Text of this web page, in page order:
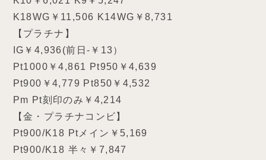
K18WG￥11,506 K14WG￥8,731
【プラチナ】
IG￥4,936(前日-￥13）
Pt1000￥4,861 Pt950￥4,639
Pt900￥4,779 Pt850￥4,532
Pm Pt刻印のみ￥4,214
【金・プラチナコンビ】
Pt900/K18 Ptメイン￥5,169
Pt900/K18 半々￥7,847